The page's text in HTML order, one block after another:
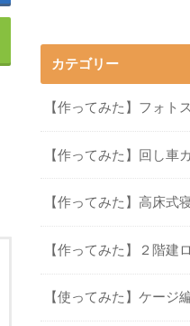
カテゴリー
【作ってみた】フォト
【作ってみた】回し車
【作ってみた】高床式
【作ってみた】２階建
【使ってみた】ケージ